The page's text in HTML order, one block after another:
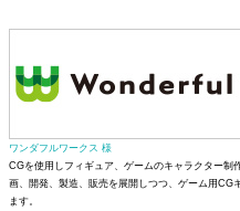
ワンダフルワークス 様
CGを使用しフィギュア、ゲームのキャラクター制
画、開発、製造、販売を展開しつつ、ゲーム用CG
ます。